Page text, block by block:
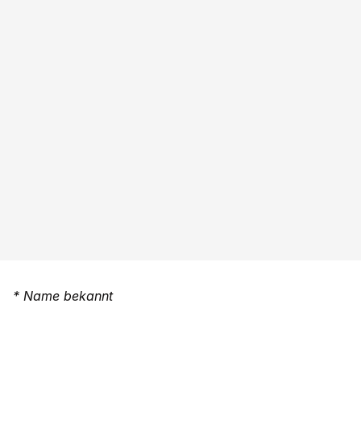
* Name bekannt